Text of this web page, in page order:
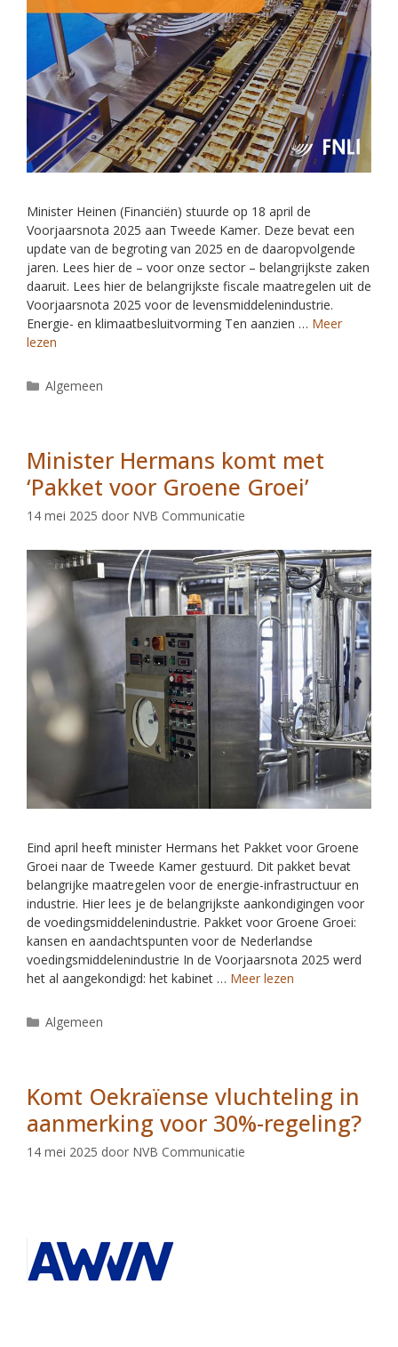
Minister Heinen (Financiën) stuurde op 18 april de
Voorjaarsnota 2025 aan Tweede Kamer. Deze bevat een
update van de begroting van 2025 en de daaropvolgende
jaren. Lees hier de – voor onze sector – belangrijkste zaken
daaruit. Lees hier de belangrijkste fiscale maatregelen uit de
Voorjaarsnota 2025 voor de levensmiddelenindustrie.
Energie- en klimaatbesluitvorming Ten aanzien … Meer
lezen
Algemeen
Minister Hermans komt met
‘Pakket voor Groene Groei’
14 mei 2025 door NVB Communicatie
Eind april heeft minister Hermans het Pakket voor Groene
Groei naar de Tweede Kamer gestuurd. Dit pakket bevat
belangrijke maatregelen voor de energie-infrastructuur en
industrie. Hier lees je de belangrijkste aankondigingen voor
de voedingsmiddelenindustrie. Pakket voor Groene Groei:
kansen en aandachtspunten voor de Nederlandse
voedingsmiddelenindustrie In de Voorjaarsnota 2025 werd
het al aangekondigd: het kabinet … Meer lezen
Algemeen
Komt Oekraïense vluchteling in
aanmerking voor 30%-regeling?
14 mei 2025 door NVB Communicatie